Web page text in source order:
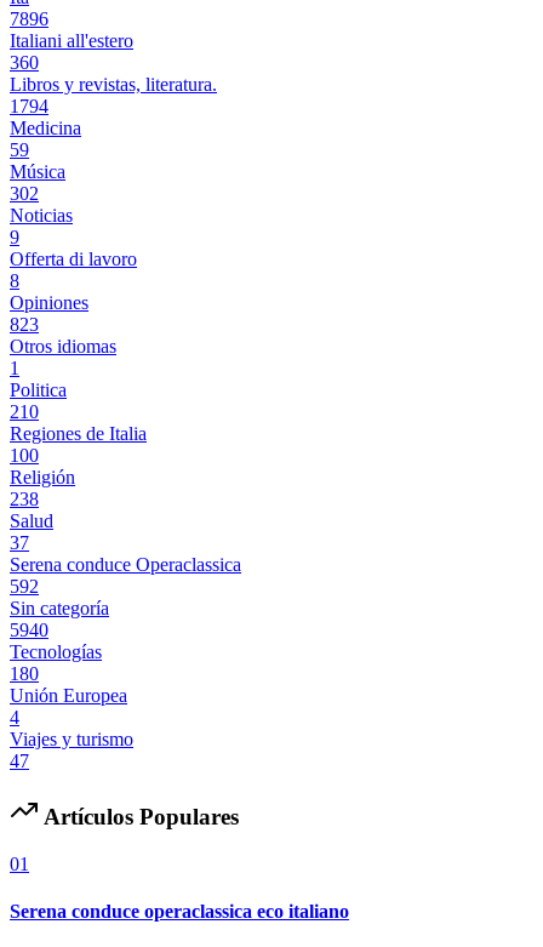
7896
Italiani all'estero
360
Libros y revistas, literatura.
1794
Medicina
59
Música
302
Noticias
9
Offerta di lavoro
8
Opiniones
823
Otros idiomas
1
Politica
210
Regiones de Italia
100
Religión
238
Salud
37
Serena conduce Operaclassica
592
Sin categoría
5940
Tecnologías
180
Unión Europea
4
Viajes y turismo
47
Artículos Populares
01
Serena conduce operaclassica eco italiano